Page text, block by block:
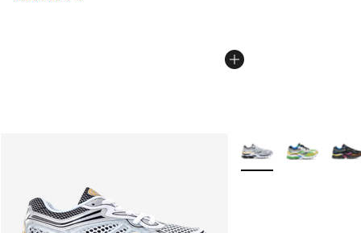
Plus de couleurs